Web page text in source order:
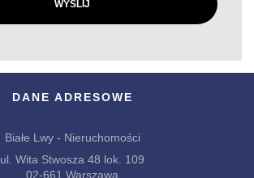
DANE ADRESOWE
Białe Lwy - Nieruchomości
ul. Wita Stwosza 48 lok. 109
02-661 Warszawa